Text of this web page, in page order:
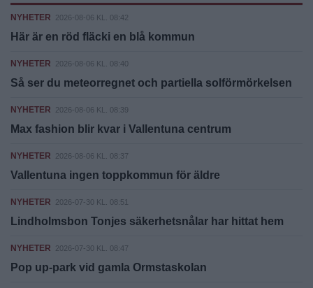
NYHETER 2026-08-06 KL. 08:42
Här är en röd fläcki en blå kommun
NYHETER 2026-08-06 KL. 08:40
Så ser du meteorregnet och partiella solförmörkelsen
NYHETER 2026-08-06 KL. 08:39
Max fashion blir kvar i Vallentuna centrum
NYHETER 2026-08-06 KL. 08:37
Vallentuna ingen toppkommun för äldre
NYHETER 2026-07-30 KL. 08:51
Lindholmsbon Tonjes säkerhetsnålar har hittat hem
NYHETER 2026-07-30 KL. 08:47
Pop up-park vid gamla Ormstaskolan